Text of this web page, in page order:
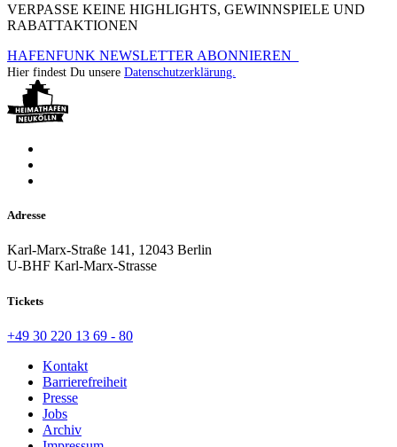
VERPASSE KEINE HIGHLIGHTS, GEWINNSPIELE UND
RABATTAKTIONEN
HAFENFUNK NEWSLETTER ABONNIEREN
Hier findest Du unsere Datenschutzerklärung.
Adresse
Karl-Marx-Straße 141, 12043 Berlin
U-BHF Karl-Marx-Strasse
Tickets
+49 30 220 13 69 - 80
Kontakt
Barrierefreiheit
Presse
Jobs
Archiv